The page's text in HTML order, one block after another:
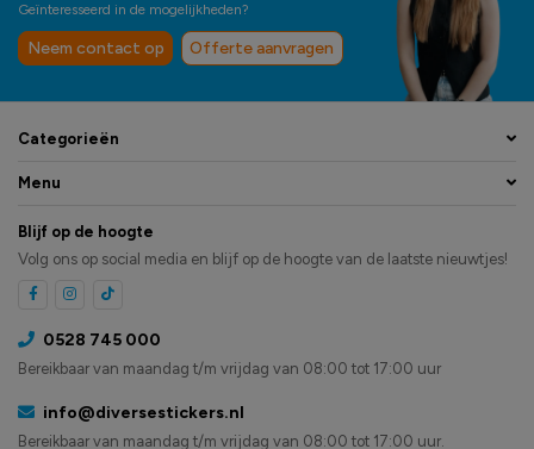
Geïnteresseerd in de mogelijkheden?
Neem contact op Offerte aanvragen
Categorieën
Menu
Blijf op de hoogte
Volg ons op social media en blijf op de hoogte van de laatste nieuwtjes!
0528 745 000
Bereikbaar van maandag t/m vrijdag van 08:00 tot 17:00 uur
info@diversestickers.nl
Bereikbaar van maandag t/m vrijdag van 08:00 tot 17:00 uur.